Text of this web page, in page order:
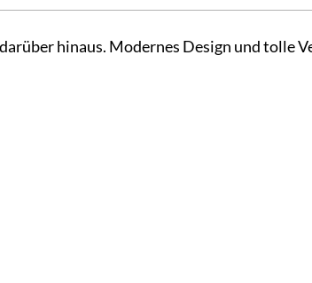
hinaus. Modernes Design und tolle